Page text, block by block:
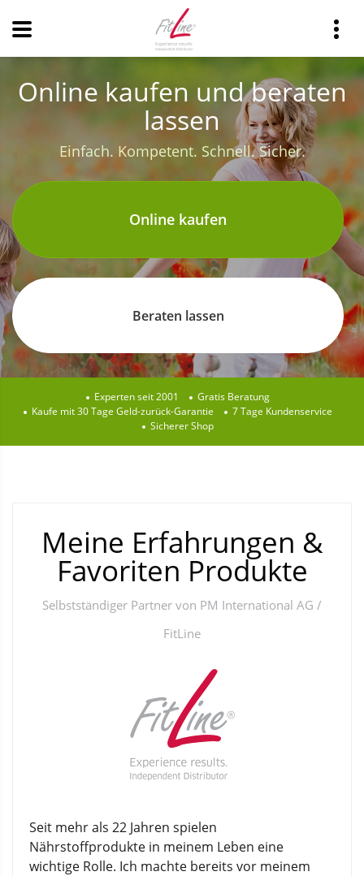
Online kaufen und beraten
lassen
Einfach. Kompetent. Schnell. Sicher.
Online kaufen
Beraten lassen
Experten seit 2001
Gratis Beratung
Kaufe mit 30 Tage Geld-zurück-Garantie
7 Tage Kundenservice
Sicherer Shop
Meine Erfahrungen &
Favoriten Produkte
Selbstständiger Partner von PM International AG /
FitLine
Seit mehr als 22 Jahren spielen
Nährstoffprodukte in meinem Leben eine
wichtige Rolle. Ich machte bereits vor meinem